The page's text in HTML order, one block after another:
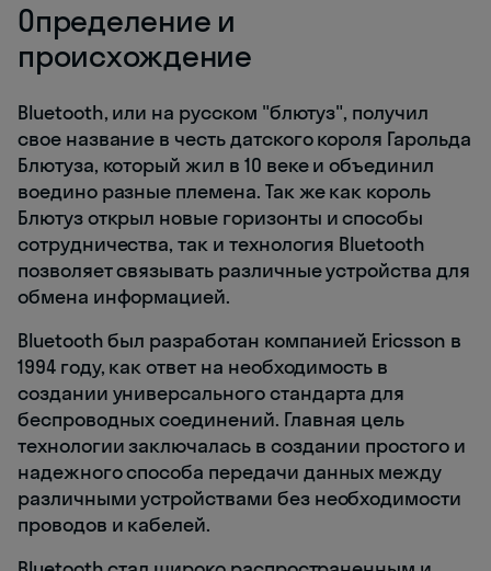
Определение и
происхождение
Bluetooth, или на русском "блютуз", получил
свое название в честь датского короля Гарольда
Блютуза, который жил в 10 веке и объединил
воедино разные племена. Так же как король
Блютуз открыл новые горизонты и способы
сотрудничества, так и технология Bluetooth
позволяет связывать различные устройства для
обмена информацией.
Bluetooth был разработан компанией Ericsson в
1994 году, как ответ на необходимость в
создании универсального стандарта для
беспроводных соединений. Главная цель
технологии заключалась в создании простого и
надежного способа передачи данных между
различными устройствами без необходимости
проводов и кабелей.